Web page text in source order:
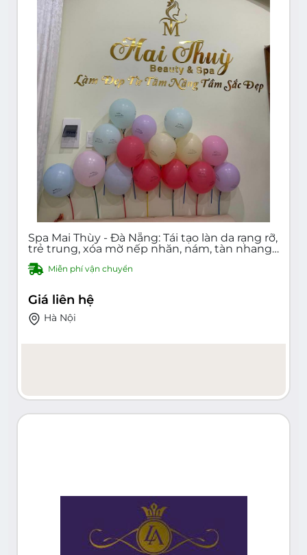
Spa Mai Thùy - Đà Nẵng: Tái tạo làn da rạng rỡ,
trẻ trung, xóa mờ nếp nhăn, nám, tàn nhang,
mụn chuyên nghiệp
Miễn phí vận chuyển
Giá liên hệ
Hà Nội